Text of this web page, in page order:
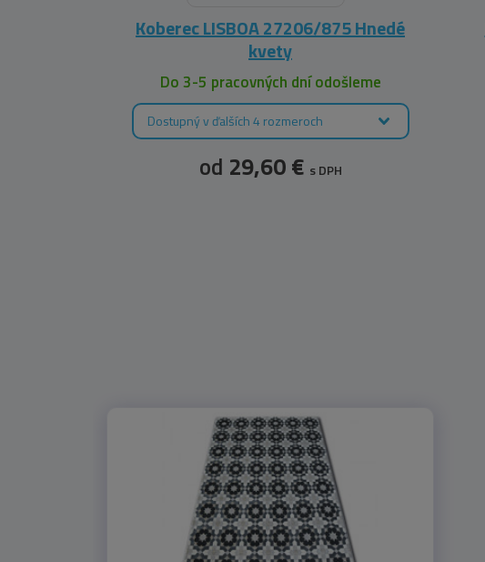
Koberec LISBOA 27206/875 Hnedé
kvety
Do 3-5 pracovných dní odošleme
Dostupný v ďalších 4 rozmeroch
od 29,60 € s DPH